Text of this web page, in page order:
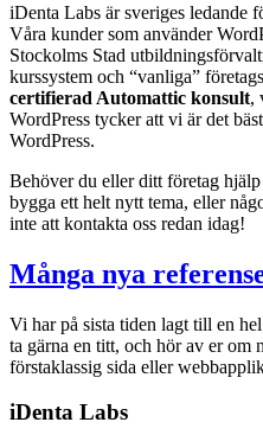
iDenta Labs är sveriges ledande
Våra kunder som använder
Stockolms Stad
kurssystem och “vanliga”
certifierad Automattic konsult,
WordPress tycker att vi är det
WordPress.
Behöver du eller ditt företag
bygga ett helt nytt tema, eller
inte att kontakta oss redan idag!
Många nya
Vi har på sista tiden lagt till en
ta gärna en titt, och hör av er om
förstaklassig sida eller
iDenta Labs